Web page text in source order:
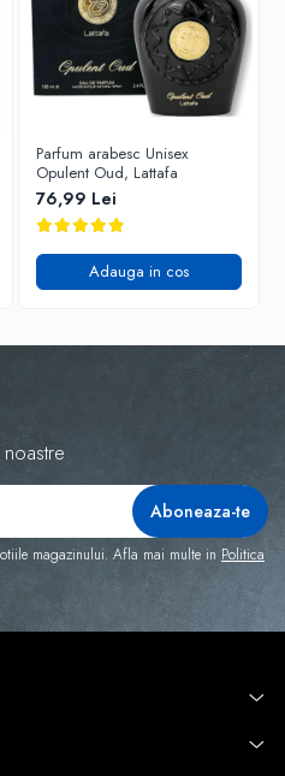
Parfum arabesc Unisex
Opulent Oud, Lattafa
76,99 Lei
Adauga in cos
magazinului. Afla mai multe in Politica